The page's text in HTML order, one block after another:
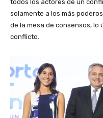
todos los actores de un
solamente a los más
de la mesa de consensos, lo
conflicto.